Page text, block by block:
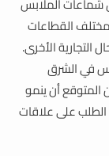
القطاعات
التجارية الأخرى.
في الشرق
2023 ومن المتوقع أن ينمو
تزايد الطلب على علاقات